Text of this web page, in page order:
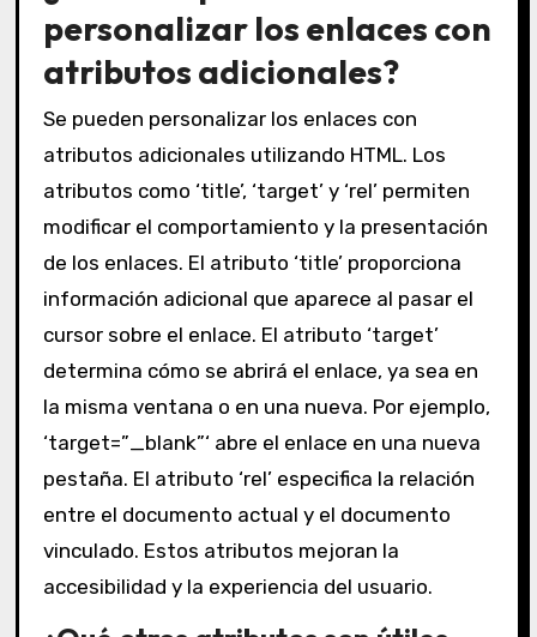
personalizar los enlaces con
atributos adicionales?
Se pueden personalizar los enlaces con
atributos adicionales utilizando HTML. Los
atributos como ‘title’, ‘target’ y ‘rel’ permiten
modificar el comportamiento y la presentación
de los enlaces. El atributo ‘title’ proporciona
información adicional que aparece al pasar el
cursor sobre el enlace. El atributo ‘target’
determina cómo se abrirá el enlace, ya sea en
la misma ventana o en una nueva. Por ejemplo,
‘target=”_blank”‘ abre el enlace en una nueva
pestaña. El atributo ‘rel’ especifica la relación
entre el documento actual y el documento
vinculado. Estos atributos mejoran la
accesibilidad y la experiencia del usuario.